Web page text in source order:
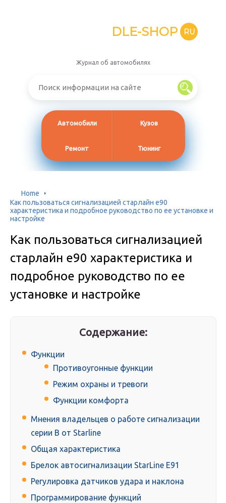
DLE-SHOP RU
Журнал об автомобилях
Автомобили Кузов
Ремонт Тюнинг
Home
Как пользоваться сигнализацией старлайн е90
характеристика и подробное руководство по ее установке и
настройке
Как пользоваться сигнализацией
старлайн е90 характеристика и
подробное руководство по ее
установке и настройке
Содержание:
Функции
Противоугонные функции
Режим охраны и тревоги
Функции комфорта
Мнения владельцев о работе сигнализации
серии В от Starline
Общая характеристика
Брелок автосигнализации StarLine E91
Регулировка датчиков удара и наклона
Программирование функций